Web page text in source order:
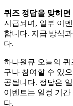
퀴즈 정답을 맞히
지급되며, 일부 이
합니다. 지급 방식
다.
하나원큐 오늘의 퀴
구나 참여할 수 있
공됩니다. 정답은
이벤트는 일정 기간
다.